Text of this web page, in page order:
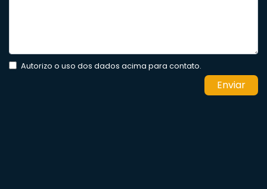
Autorizo o uso dos dados acima para contato.
Enviar